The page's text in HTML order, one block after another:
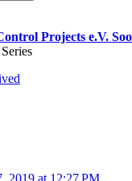
2019 at 12:27 PM